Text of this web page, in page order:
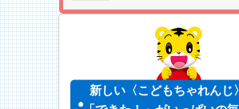
新しい〈こどもちゃれんじ